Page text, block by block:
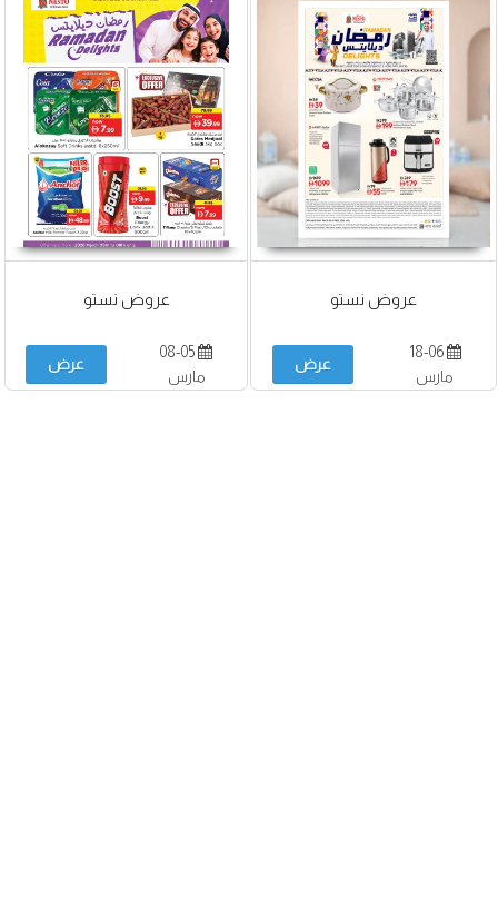
عروض نستو
18-06
مارس
عرض
عروض نستو
08-05
مارس
عرض